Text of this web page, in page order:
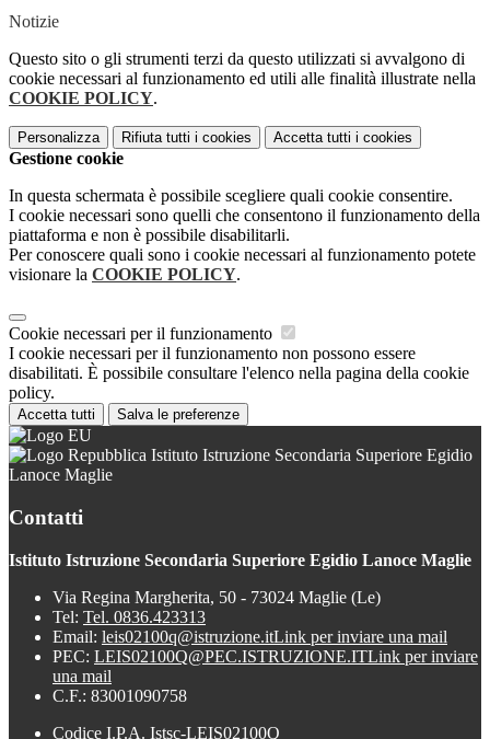
Notizie
Questo sito o gli strumenti terzi da questo utilizzati si avvalgono di
cookie necessari al funzionamento ed utili alle finalità illustrate nella
COOKIE POLICY.
Personalizza Rifiuta tutti i cookies Accetta tutti i cookies
Gestione cookie
In questa schermata è possibile scegliere quali cookie consentire.
I cookie necessari sono quelli che consentono il funzionamento della
piattaforma e non è possibile disabilitarli.
Per conoscere quali sono i cookie necessari al funzionamento potete
visionare la COOKIE POLICY.
Cookie necessari per il funzionamento
I cookie necessari per il funzionamento non possono essere
disabilitati. È possibile consultare l'elenco nella pagina della cookie
policy.
Accetta tutti Salva le preferenze
Istituto Istruzione Secondaria Superiore Egidio
Lanoce Maglie
Contatti
Istituto Istruzione Secondaria Superiore Egidio Lanoce Maglie
Via Regina Margherita, 50 - 73024 Maglie (Le)
Tel: Tel. 0836.423313
Email: leis02100q@istruzione.itLink per inviare una mail
PEC: LEIS02100Q@PEC.ISTRUZIONE.ITLink per inviare
una mail
C.F.: 83001090758
Codice I.P.A. Istsc-LEIS02100Q